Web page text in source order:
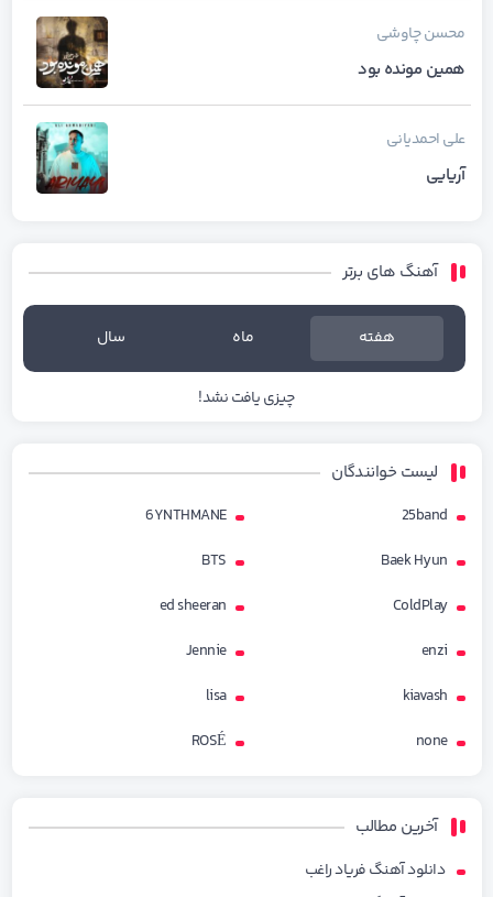
محسن چاوشی
همین مونده بود
علی احمدیانی
آریایی
آهنگ های برتر
هفته ماه سال
چیزی یافت نشد!
لیست خوانندگان
25band
6YNTHMANE
Baek Hyun
BTS
ColdPlay
ed sheeran
enzi
Jennie
kiavash
lisa
none
ROSÉ
آخرین مطالب
دانلود آهنگ فریاد راغب